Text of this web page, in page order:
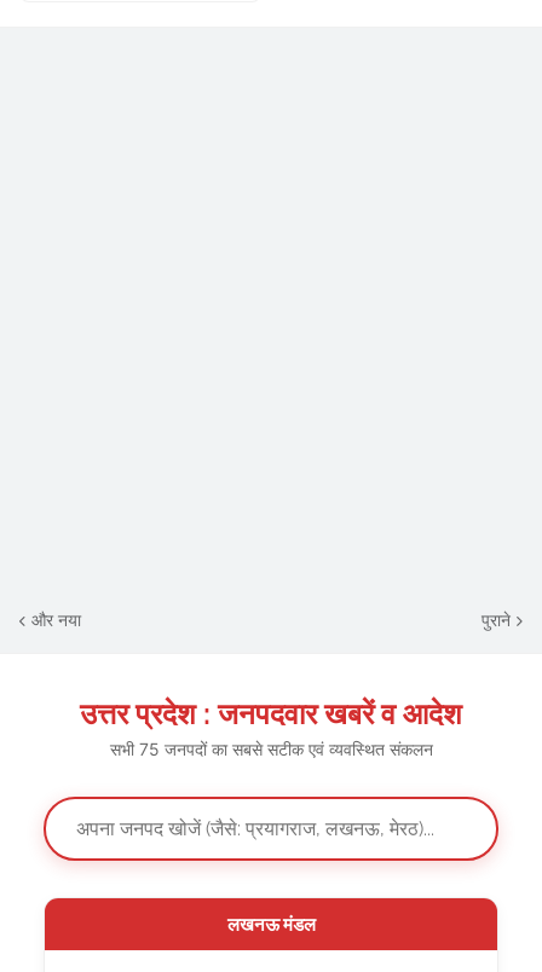
और नया पुराने
उत्तर प्रदेश : जनपदवार खबरें व आदेश
सभी 75 जनपदों का सबसे सटीक एवं व्यवस्थित संकलन
लखनऊ मंडल